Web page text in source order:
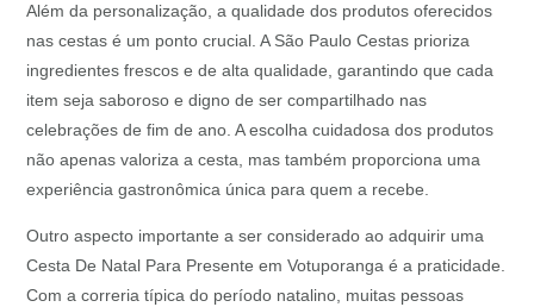
Além da personalização, a qualidade dos produtos oferecidos
nas cestas é um ponto crucial. A São Paulo Cestas prioriza
ingredientes frescos e de alta qualidade, garantindo que cada
item seja saboroso e digno de ser compartilhado nas
celebrações de fim de ano. A escolha cuidadosa dos produtos
não apenas valoriza a cesta, mas também proporciona uma
experiência gastronômica única para quem a recebe.
Outro aspecto importante a ser considerado ao adquirir uma
Cesta De Natal Para Presente em Votuporanga é a praticidade.
Com a correria típica do período natalino, muitas pessoas